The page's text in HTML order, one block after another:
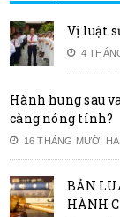
Vị luật
4
Hành hung sau
càng nóng tính?
16 THÁNG MƯỜI
BẢN
HÀNH